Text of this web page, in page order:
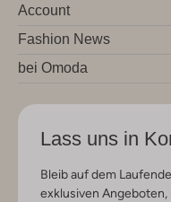
Account
Fashion News
bei Omoda
Lass uns in
Bleib auf dem
exklusiven